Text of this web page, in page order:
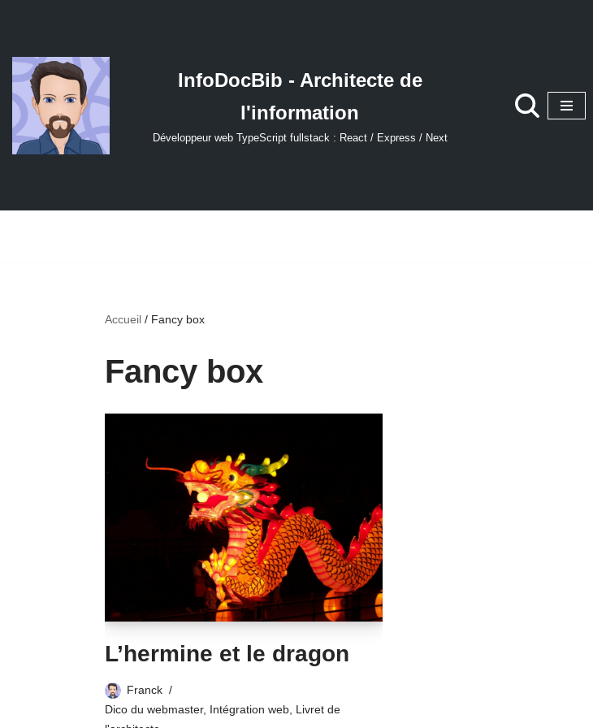
au
contenu
InfoDocBib - Architecte de
l'information
Développeur web TypeScript fullstack : React / Express / Next
Accueil / Fancy box
Fancy box
L’hermine et le dragon
Franck
Dico du webmaster, Intégration web Livret de